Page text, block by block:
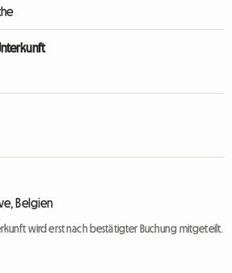
Belgien
wird erst nach bestätigter Buchung mitgeteilt.